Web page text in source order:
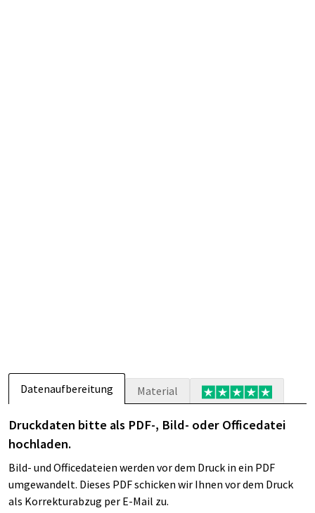
Datenaufbereitung Material
Druckdaten bitte als PDF-, Bild- oder Officedatei
hochladen.
Bild- und Officedateien werden vor dem Druck in ein PDF
umgewandelt. Dieses PDF schicken wir Ihnen vor dem Druck
als Korrekturabzug per E-Mail zu.